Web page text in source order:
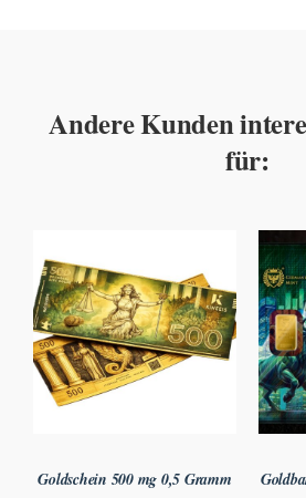
Andere Kunden
für:
Goldschein 500 mg 0,5 Gramm